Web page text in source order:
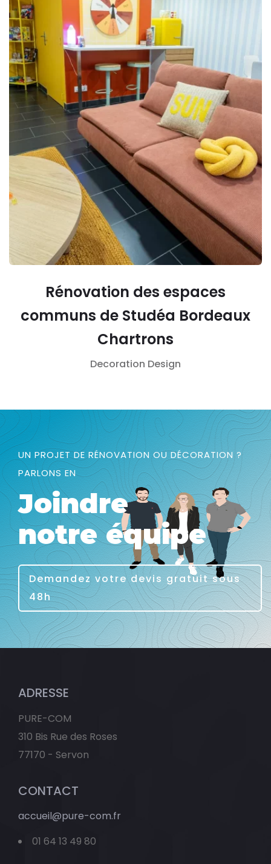
Rénovation des espaces
communs de Studéa Bordeaux
Chartrons
Decoration Design
UN PROJET DE RÉNOVATION OU DÉCORATION ?
PARLONS EN
Joindre
notre équipe
Demandez votre devis gratuit sous
48h
ADRESSE
PURE-COM
310 Bis Rue des Roses
77170 - Servon
CONTACT
accueil@pure-com.fr
01 64 13 49 80